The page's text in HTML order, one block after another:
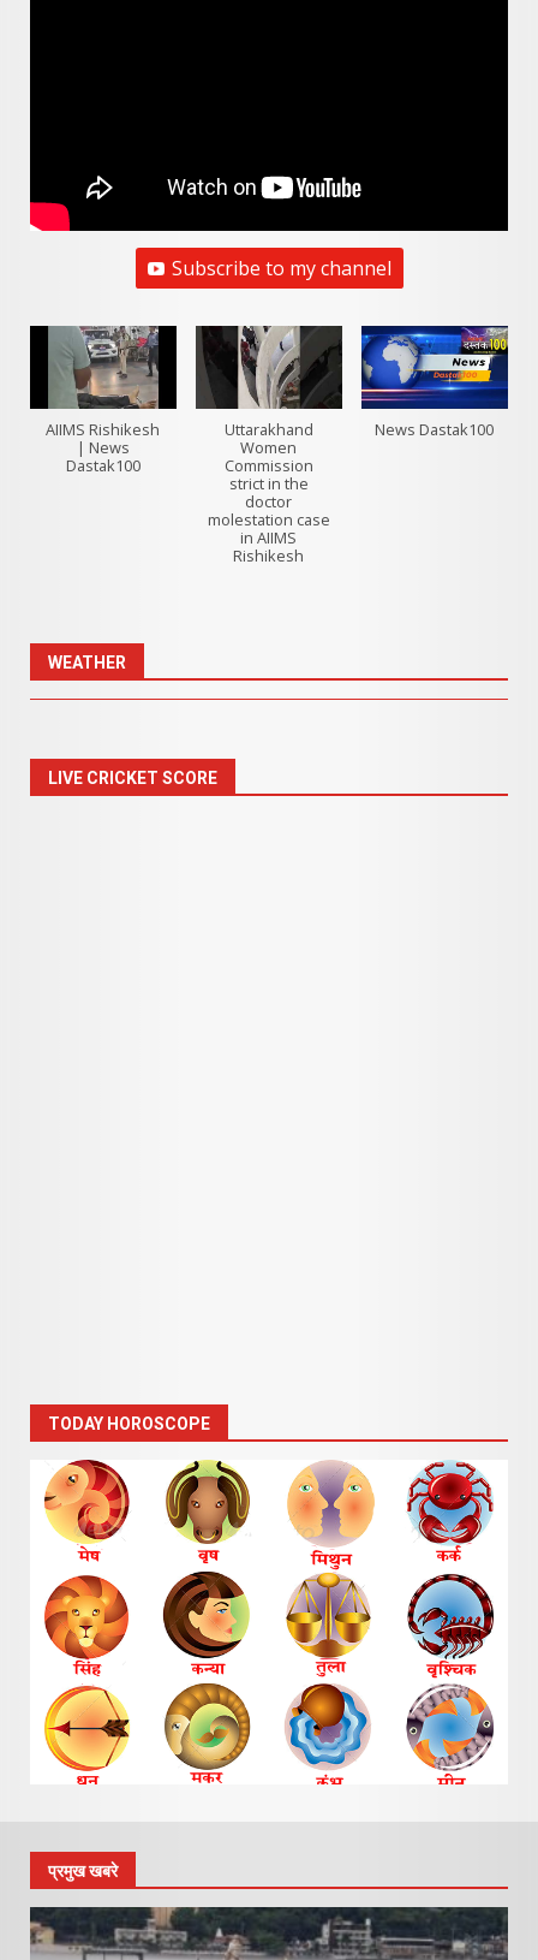
Subscribe to my channel
AIIMS Rishikesh
| News
Dastak100
Uttarakhand
Women
Commission
strict in the
doctor
molestation case
in AIIMS
Rishikesh
News Dastak100
WEATHER
LIVE CRICKET SCORE
TODAY HOROSCOPE
प्रमुख खबरे